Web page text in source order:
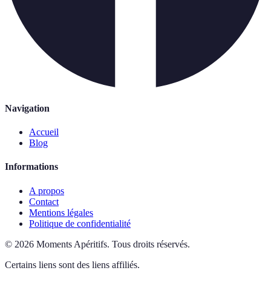
Navigation
Accueil
Blog
Informations
A propos
Contact
Mentions légales
Politique de confidentialité
© 2026 Moments Apéritifs. Tous droits réservés.
Certains liens sont des liens affiliés.